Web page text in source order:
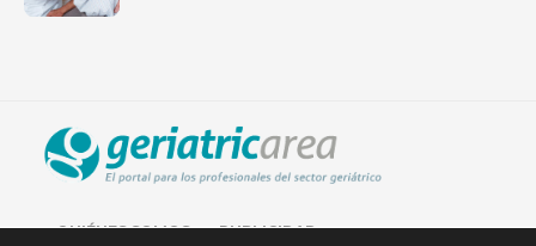
QUIÉNES SOMOS PUBLICIDAD